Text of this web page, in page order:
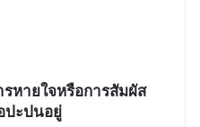
หายใจหรือการสัมผัส
ปะปนอยู่